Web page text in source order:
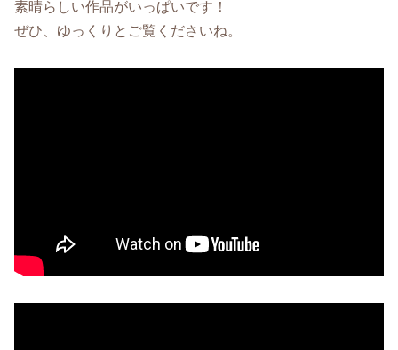
素晴らしい作品がいっぱいです！
ぜひ、ゆっくりとご覧くださいね。